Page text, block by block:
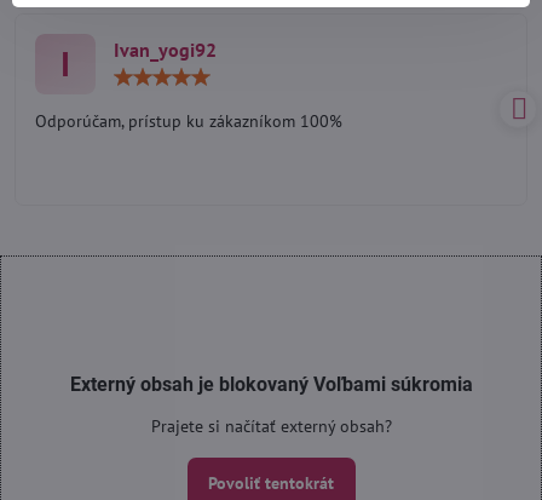
I Ivan_yogi92
5
Odporúčam, prístup ku zákazníkom 100%
Externý obsah je blokovaný Voľbami súkromia
Prajete si načítať externý obsah?
Povoliť tentokrát